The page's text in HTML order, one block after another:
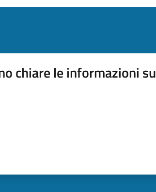
chiare le informazioni